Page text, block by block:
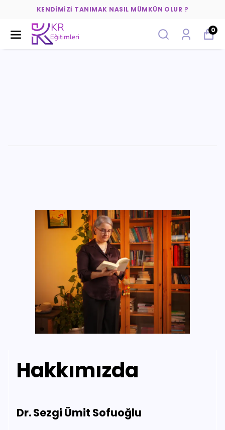
KENDIMIZI TANIMAK NASIL MÜMKÜN OLUR ?
0
Hakkımızda
Dr. Sezgi Ümit Sofuoğlu